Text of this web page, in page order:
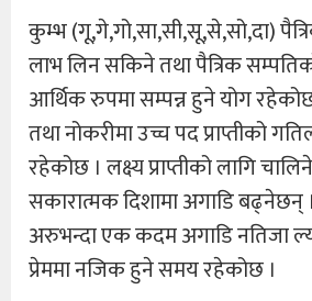
कुम्भ (गू,गे,गो,सा,सी,सू,से,सो,दा)
लाभ लिन सकिने तथा पैत्रिक
आर्थिक रुपमा सम्पन्न हुने योग
तथा नोकरीमा उच्च पद प्राप्तीको
रहेकोछ । लक्ष्य प्राप्तीको लागि
सकारात्मक दिशामा अगाडि
अरुभन्दा एक कदम अगाडि नतिजा
प्रेममा नजिक हुने समय रहेकोछ ।